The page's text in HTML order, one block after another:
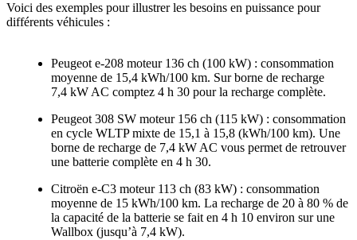
Voici des exemples pour illustrer les besoins en puissance pour
différents véhicules :
Peugeot e-208 moteur 136 ch (100 kW) : consommation
moyenne de 15,4 kWh/100 km. Sur borne de recharge
7,4 kW AC comptez 4 h 30 pour la recharge complète.
Peugeot 308 SW moteur 156 ch (115 kW) : consommation
en cycle WLTP mixte de 15,1 à 15,8 (kWh/100 km). Une
borne de recharge de 7,4 kW AC vous permet de retrouver
une batterie complète en 4 h 30.
Citroën e-C3 moteur 113 ch (83 kW) : consommation
moyenne de 15 kWh/100 km. La recharge de 20 à 80 % de
la capacité de la batterie se fait en 4 h 10 environ sur une
Wallbox (jusqu’à 7,4 kW).